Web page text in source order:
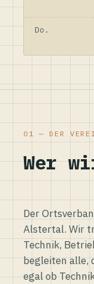
Do.
01 — DER
Wer
Der
Alstertal. Wir
Technik,
begleiten alle,
egal ob